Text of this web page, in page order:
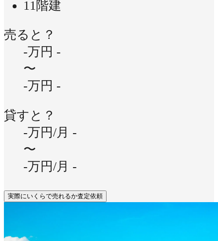
11階建
売ると？
-万円 -
〜
-万円 -
貸すと？
-万円/月 -
〜
-万円/月 -
実際にいくらで売れるか査定依頼